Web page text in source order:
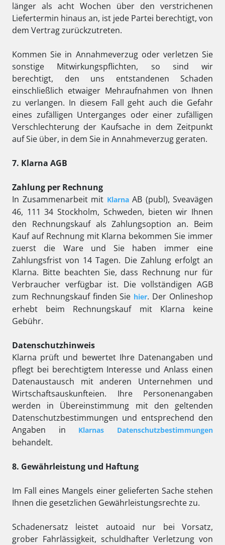
länger als acht Wochen über den verstrichenen
Liefertermin hinaus an, ist jede Partei berechtigt, von
dem Vertrag zurückzutreten.
Kommen Sie in Annahmeverzug oder verletzen Sie
sonstige Mitwirkungspflichten, so sind wir
berechtigt, den uns entstandenen Schaden
einschließlich etwaiger Mehraufnahmen von Ihnen
zu verlangen. In diesem Fall geht auch die Gefahr
eines zufälligen Unterganges oder einer zufälligen
Verschlechterung der Kaufsache in dem Zeitpunkt
auf Sie über, in dem Sie in Annahmeverzug geraten.
7. Klarna AGB
Zahlung per Rechnung
In Zusammenarbeit mit KlarnaAB (publ), Sveavägen
46, 111 34 Stockholm, Schweden, bieten wir Ihnen
den Rechnungskauf als Zahlungsoption an. Beim
Kauf auf Rechnung mit Klarna bekommen Sie immer
zuerst die Ware und Sie haben immer eine
Zahlungsfrist von 14 Tagen. Die Zahlung erfolgt an
Klarna. Bitte beachten Sie, dass Rechnung nur für
Verbraucher verfügbar ist. Die vollständigen AGB
zum Rechnungskauf finden Sie hier. Der Onlineshop
erhebt beim Rechnungskauf mit Klarna keine
Gebühr.
Datenschutzhinweis
Klarna prüft und bewertet Ihre Datenangaben und
pflegt bei berechtigtem Interesse und Anlass einen
Datenaustausch mit anderen Unternehmen und
Wirtschaftsauskunfteien. Ihre Personenangaben
werden in Übereinstimmung mit den geltenden
Datenschutzbestimmungen und entsprechend den
Angaben in
Klarnas Datenschutzbestimmungen
behandelt.
8. Gewährleistung und Haftung
Im Fall eines Mangels einer gelieferten Sache stehen
Ihnen die gesetzlichen Gewährleistungsrechte zu.
Schadenersatz leistet autoaid nur bei Vorsatz,
grober Fahrlässigkeit, schuldhafter Verletzung von